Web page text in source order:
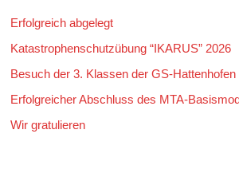
Erfolgreich abgelegt
Katastrophenschutzübung “IKARUS” 2026
Besuch der 3. Klassen der GS-Hattenhofen
Erfolgreicher Abschluss des MTA-
Wir gratulieren